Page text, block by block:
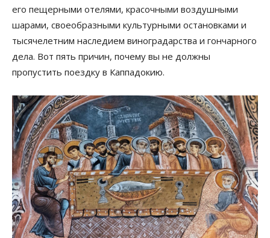
его пещерными отелями, красочными воздушными
шарами, своеобразными культурными остановками и
тысячелетним наследием виноградарства и гончарного
дела. Вот пять причин, почему вы не должны
пропустить поездку в Каппадокию.